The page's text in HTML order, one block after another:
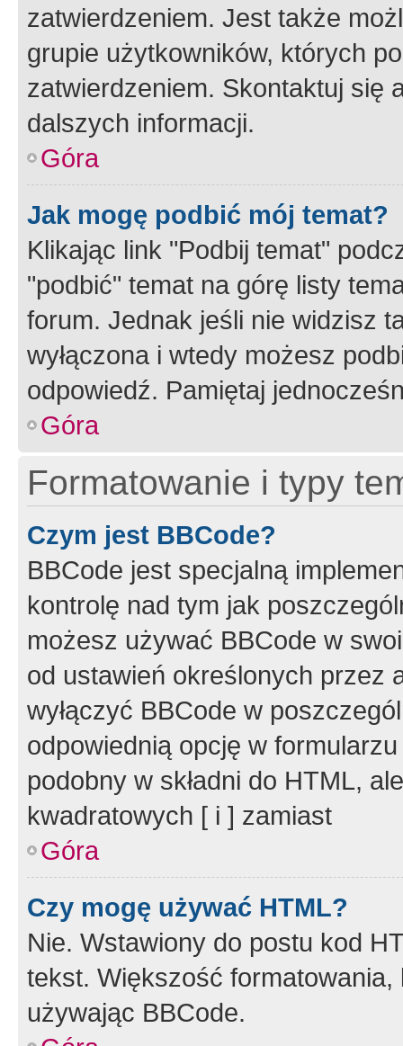
zatwierdzeniem. Jest także
grupie użytkowników, których
zatwierdzeniem. Skontaktuj się
dalszych informacji.
Góra
Jak mogę podbić mój temat?
Klikając link "Podbij temat"
"podbić" temat na górę listy
forum. Jednak jeśli nie widzisz
wyłączona i wtedy możesz
odpowiedź. Pamiętaj
Góra
Formatowanie i typy
Czym jest BBCode?
BBCode jest specjalną
kontrolę nad tym jak
możesz używać BBCode w
od ustawień określonych przez
wyłączyć BBCode w
odpowiednią opcję w
podobny w składni do HTML,
kwadratowych [ i ] zamiast
Góra
Czy mogę używać HTML?
Nie. Wstawiony do postu kod
tekst. Większość
używając BBCode.